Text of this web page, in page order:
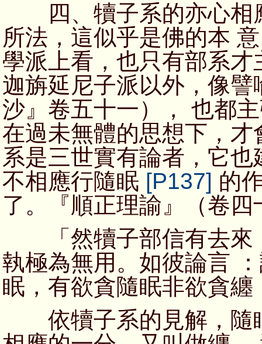
四、犢子系的亦心相
所法，這似乎是佛的本
學派上看，也只有部系
迦旃延尼子派以外，像
沙』卷五十一）， 也都
在過未無體的思想下，
系是三世實有論者，它
不相應行隨眠 [P137] 的
了。『順正理諭』（卷四
「然犢子部信有去來
執極為無用。如彼論言
眠，有欲貪隨眠非欲貪
依犢子系的見解，隨